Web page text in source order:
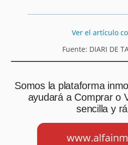
Ver el artículo
Fuente: DIARI DE
Somos la plataforma
ayudará a Comprar o
sencilla y